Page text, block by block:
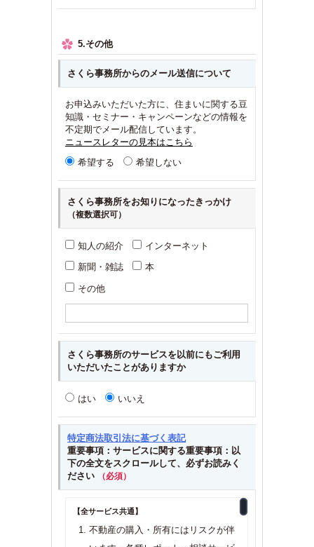
5.その他
さくら事務所からのメール送信について
お申込みいただいた方に、住まいに関する豆
知識・セミナー・キャンペーンなどの情報を
不定期でメール配信しています。
ニュースレターの見本はこちら
希望する
希望しない
さくら事務所をお知りになったきっかけ
（複数選択可）
知人の紹介
インターネット
新聞・雑誌
本
その他
さくら事務所のサービスを以前にもご利用
いただいたことがありますか
はい いいえ
特定商法取引法に基づく表記
重要事項：サービスに関する重要事項：以
下の全文をスクロールして、必ずお読みく
ださい
（必須）
【全サービス共通】
不動産の購入・所有にはリスクが伴